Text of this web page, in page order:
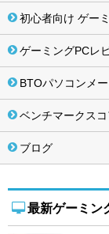
初心者向け ゲー
ゲーミングPCレ
BTOパソコンメ
ベンチマークス
ブログ
最新ゲーミン